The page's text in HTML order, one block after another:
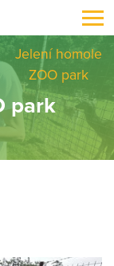
Jelení homole
ZOO park
park